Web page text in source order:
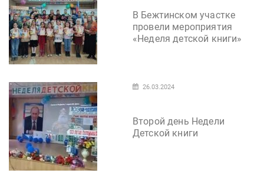
В Бежтинском участке
провели мероприятия
«Неделя детской книги»
26.03.2024
Второй день Недели
Детской книги